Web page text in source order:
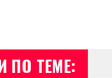
ПО ТЕМЕ: